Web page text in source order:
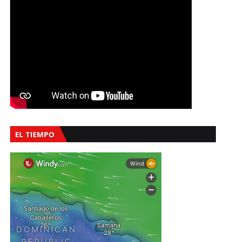
EL TIEMPO